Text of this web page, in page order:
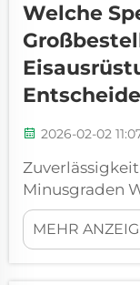
Welche
2026-02-02
Minusgraden
maximale
MEHR